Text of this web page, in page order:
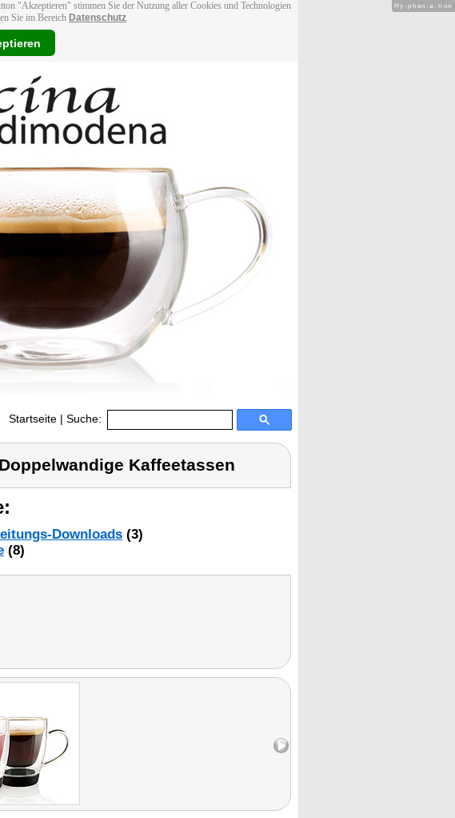
"Akzeptieren" stimmen Sie der Nutzung aller Cookies und Technologien
Sie im Bereich Datenschutz
Startseite | Suche:
Kaffeetassen
Downloads (3)
(8)
Hy-phen-a-tion